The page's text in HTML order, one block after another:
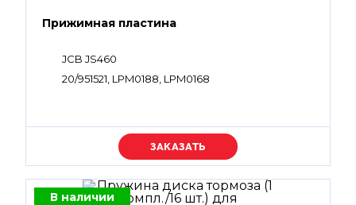
Прижимная пластина
JCB JS460
20/951521, LPM0188, LPM0168
Уточняйте цену
В наличии